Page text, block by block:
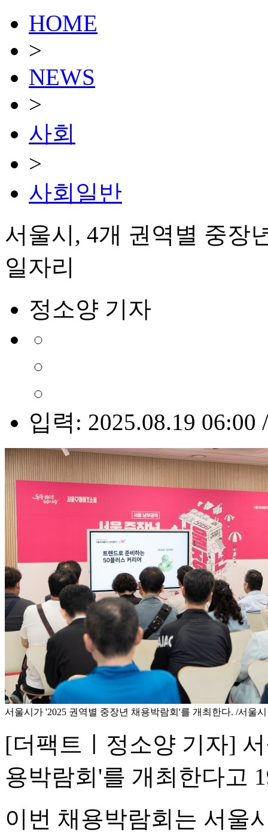
HOME
>
NEWS
>
사회
>
사회일반
서울시, 4개 권역별 중장
일자리
정소양 기자
입력: 2025.08.19 06:00
서울시가 '2025 권역별 중장년 채용박람회'를 개최한다. /서울시
[더팩트ㅣ정소양 기자]
용박람회'를 개최한다고
이번 채용박람회는 서울